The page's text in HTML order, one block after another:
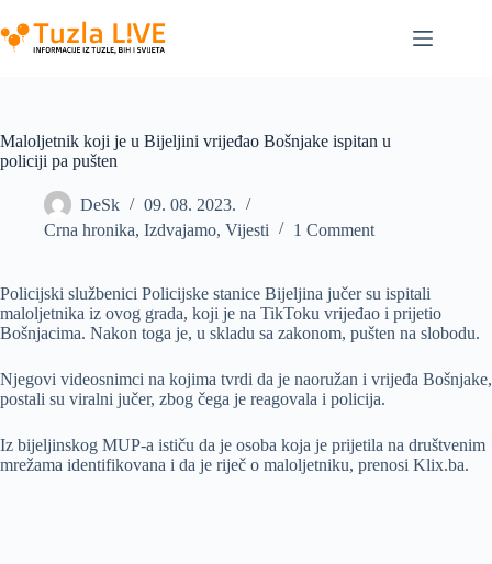
to
content
Maloljetnik koji je u Bijeljini vrijeđao Bošnjake ispitan u
policiji pa pušten
DeSk
09. 08. 2023.
Crna hronika, Izdvajamo, Vijesti 1 Comment
Policijski službenici Policijske stanice Bijeljina jučer su ispitali
maloljetnika iz ovog grada, koji je na TikToku vrijeđao i prijetio
Bošnjacima. Nakon toga je, u skladu sa zakonom, pušten na slobodu.
Njegovi videosnimci na kojima tvrdi da je naoružan i vrijeđa Bošnjake,
postali su viralni jučer, zbog čega je reagovala i policija.
Iz bijeljinskog MUP-a ističu da je osoba koja je prijetila na društvenim
mrežama identifikovana i da je riječ o maloljetniku, prenosi Klix.ba.